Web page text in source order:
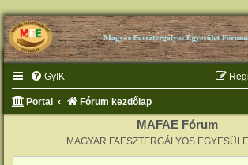
GyIK
Portal Fórum kezdőlap
MAFAE Fórum
MAGYAR FAESZTERGÁLYOS